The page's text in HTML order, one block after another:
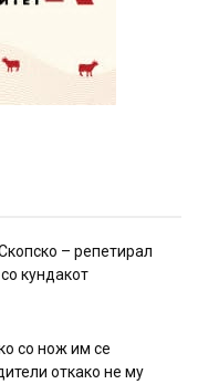
– репетирал
кундакот
со нож им се
откако не му